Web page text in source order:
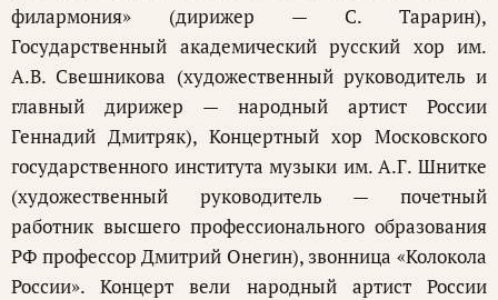
филармония» (дирижер — С. Тарарин),
Государственный академический русский хор им.
А.В. Свешникова (художественный руководитель и
главный дирижер — народный артист России
Геннадий Дмитряк), Концертный хор Московского
государственного института музыки им. А.Г. Шнитке
(художественный руководитель — почетный
работник высшего профессионального образования
РФ профессор Дмитрий Онегин), звонница «Колокола
России». Концерт вели народный артист России